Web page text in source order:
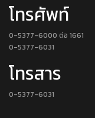
โทรศัพท์
0-5377-6000 ต่อ 1661
0-5377-6031
โทรสาร
0-5377-6031